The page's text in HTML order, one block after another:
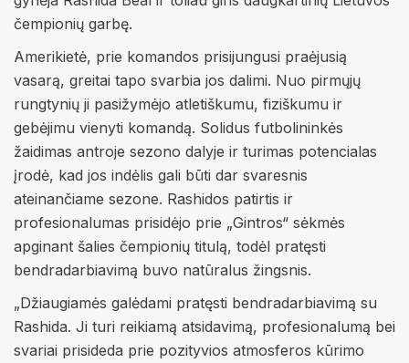
čempionių garbę.
Amerikietė, prie komandos prisijungusi praėjusią
vasarą, greitai tapo svarbia jos dalimi. Nuo pirmųjų
rungtynių ji pasižymėjo atletiškumu, fiziškumu ir
gebėjimu vienyti komandą. Solidus futbolininkės
žaidimas antroje sezono dalyje ir turimas potencialas
įrodė, kad jos indėlis gali būti dar svaresnis
ateinančiame sezone. Rashidos patirtis ir
profesionalumas prisidėjo prie „Gintros“ sėkmės
apginant šalies čempionių titulą, todėl pratęsti
bendradarbiavimą buvo natūralus žingsnis.
„Džiaugiamės galėdami pratęsti bendradarbiavimą su
Rashida. Ji turi reikiamą atsidavimą, profesionalumą bei
svariai prisideda prie pozityvios atmosferos kūrimo